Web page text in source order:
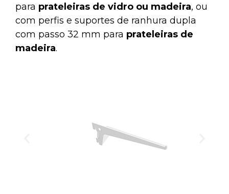
para prateleiras de vidro ou madeira, ou
com perfis e suportes de ranhura dupla
com passo 32 mm para prateleiras de
madeira.